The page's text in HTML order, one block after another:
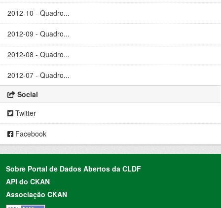
2012-10 - Quadro...
2012-09 - Quadro...
2012-08 - Quadro...
2012-07 - Quadro...
Social
Twitter
Facebook
Sobre Portal de Dados Abertos da CLDF
API do CKAN
Associação CKAN